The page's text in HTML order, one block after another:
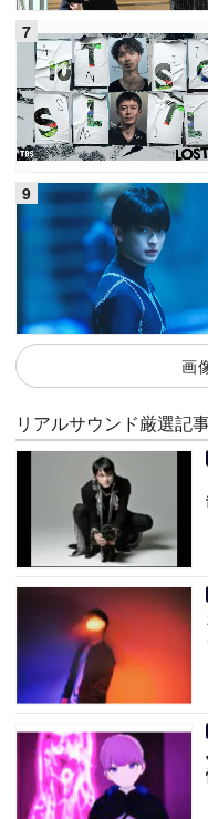
画
リアルサウンド厳選記